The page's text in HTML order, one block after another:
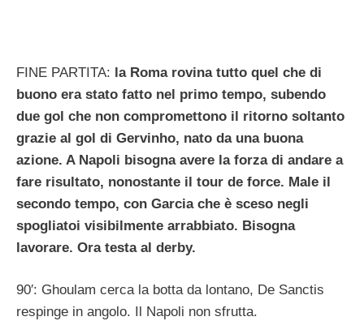
FINE PARTITA: la Roma rovina tutto quel che di
buono era stato fatto nel primo tempo, subendo
due gol che non compromettono il ritorno soltanto
grazie al gol di Gervinho, nato da una buona
azione. A Napoli bisogna avere la forza di andare a
fare risultato, nonostante il tour de force. Male il
secondo tempo, con Garcia che è sceso negli
spogliatoi visibilmente arrabbiato. Bisogna
lavorare. Ora testa al derby.
90′: Ghoulam cerca la botta da lontano, De Sanctis
respinge in angolo. Il Napoli non sfrutta.